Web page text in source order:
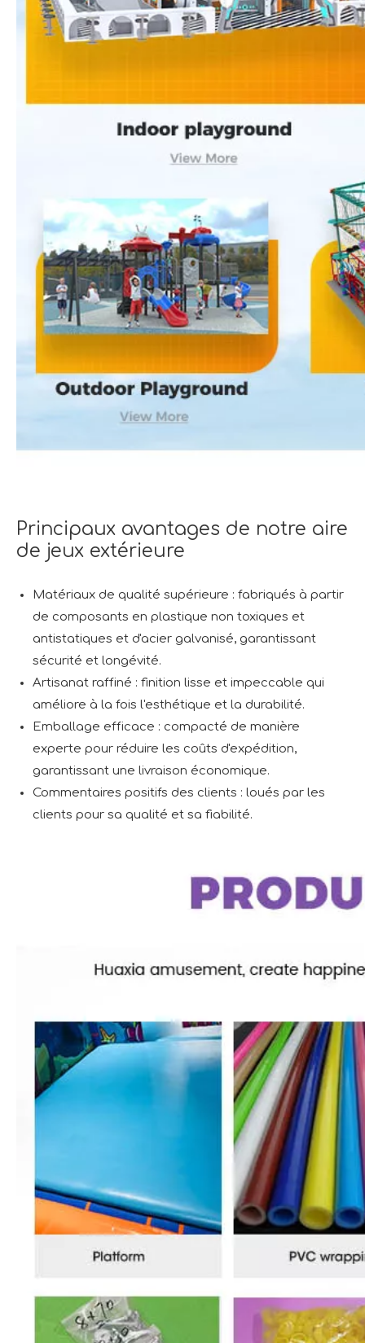
Principaux avantages de notre aire
de jeux extérieure
Matériaux de qualité supérieure : fabriqués à partir
de composants en plastique non toxiques et
antistatiques et d'acier galvanisé, garantissant
sécurité et longévité.
Artisanat raffiné : finition lisse et impeccable qui
améliore à la fois l'esthétique et la durabilité.
Emballage efficace : compacté de manière
experte pour réduire les coûts d'expédition,
garantissant une livraison économique.
Commentaires positifs des clients : loués par les
clients pour sa qualité et sa fiabilité.